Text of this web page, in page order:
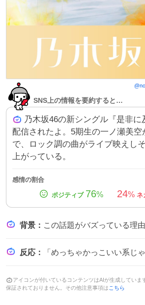
@
SNS上の情報を要約すると…
乃木坂46の新シングル『是非に
配信されたよ。5期生の一ノ瀬美空
で、ロック調の曲がライブ映えし
上がっている。
感情の割合
76% 24%
背景 ： この話題がバズっている理由は、乃木坂46の新シングルが5期生の一ノ瀬美空初センターという注目ポイントを持ち、ロック色のサウンドが従来の夏曲イメージと違うことでファンの期待感が高まったことにある。加
反応 ： 「めっちゃかっこいい系じゃん！ 好き！」と称賛する声や、「是非に及ばず、表題っぽくないし夏曲っぽくもないけどライブ映えする曲になりそうな予感はする」と期待を示す投稿が目立つ。一方で「めちゃくちゃ櫻坂感
アイコンが付いているコンテンツはAIが生成していま
保証されておりません。その他注意事項は こちら